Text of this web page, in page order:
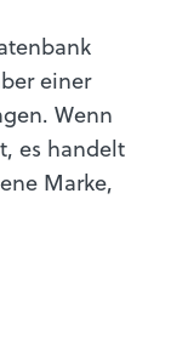
einer
Wenn
es handelt
Marke,